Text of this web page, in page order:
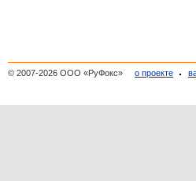
© 2007-2026 ООО «РуФокс» о проекте